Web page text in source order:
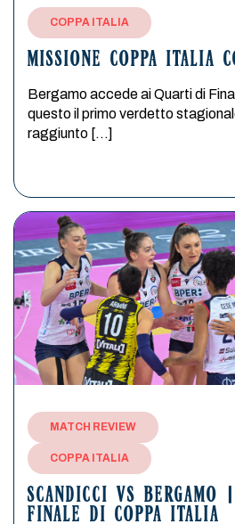
COPPA ITALIA
MISSIONE COPPA ITALIA
Bergamo accede ai Quarti di
questo il primo verdetto
raggiunto […]
MATCH REVIEW
COPPA ITALIA
SCANDICCI VS BERGAMO
FINALE DI COPPA ITALIA